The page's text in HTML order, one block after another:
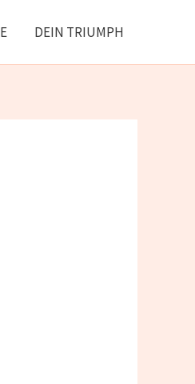
DEIN TRIUMPH